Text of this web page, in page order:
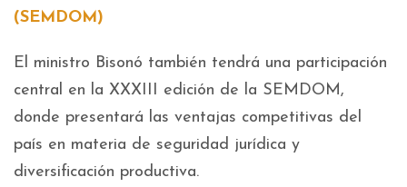
(SEMDOM)
El ministro Bisonó también tendrá una participación
central en la XXXIII edición de la SEMDOM,
donde presentará las ventajas competitivas del
país en materia de seguridad jurídica y
diversificación productiva.